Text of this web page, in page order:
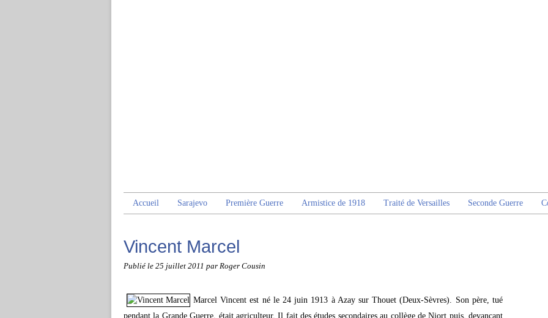
Accueil Sarajevo Première Guerre Armistice de 1918 Traité de Versailles Seconde Guerre
Vincent Marcel
Publié le 25 juillet 2011 par Roger Cousin
Marcel Vincent est né le 24 juin 1913 à Azay sur Thouet (Deux-Sèvres). Son père, tué
pendant la Grande Guerre, était agriculteur. Il fait des études secondaires au collège de Niort puis, devançant